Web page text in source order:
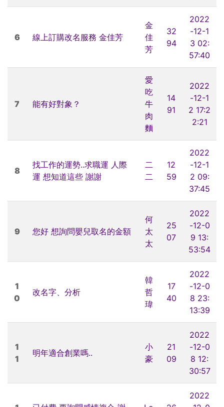
6 線上訂購改名服務 金佳芳
金
佳
芳
32
94
2022
-12-1
3 02:
57:40
7 能有好對象？
愛
吃
牛
肉
麵
14
91
2022
-12-1
2 17:2
2:21
8
找工作的運勢..求職運 人際
運 想知道這些 謝謝
二
二
12
59
2022
-12-1
2 09:
37:45
9 您好 想詢問嬰兒取名的金額
何
太
太
25
07
2022
-12-0
9 13:
53:54
1
0
改名字、分析
韓
哲
瑋
17
40
2022
-12-0
8 23:
13:39
1
1
明年適合創業嗎..
小
豪
21
09
2022
-12-0
8 12:
30:57
2022